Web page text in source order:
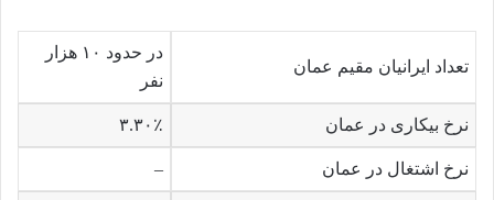
تعداد ایرانیان مقیم عمان
در حدود ۱۰ هزار
نفر
نرخ بیکاری در عمان ۳.۳۰٪
نرخ اشتغال در عمان –